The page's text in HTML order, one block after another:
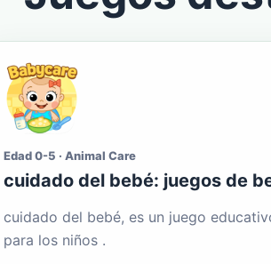
Edad 0-5 · Animal Care
cuidado del bebé: juegos de
cuidado del bebé, es un juego
para los niños .